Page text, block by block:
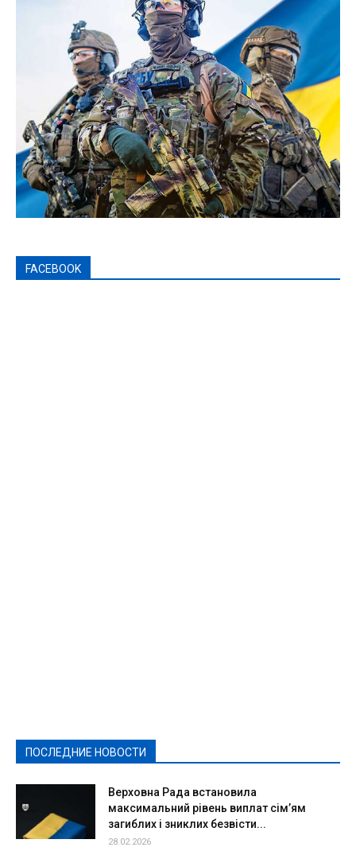
FACEBOOK
ПОСЛЕДНИЕ НОВОСТИ
Верховна Рада встановила
максимальний рівень виплат сім’ям
загиблих і зниклих безвісти...
28.02.2026